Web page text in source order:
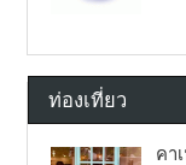
ท่องเที่ยว
คา